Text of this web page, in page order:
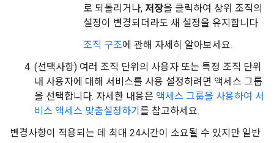
로 되돌리거나, 저장을 클릭하여 상위 조직의
설정이 변경되더라도 새 설정을 유지합니다.
조직 구조에 관해 자세히 알아보세요.
(선택사항) 여러 조직 단위의 사용자 또는 특정 조직 단위
내 사용자에 대해 서비스를 사용 설정하려면 액세스 그룹
을 선택합니다. 자세한 내용은 액세스 그룹을 사용하여 서
비스 액세스 맞춤설정하기 를 참고하세요.
변경사항이 적용되는 데 최대 24시간이 소요될 수 있지만 일반